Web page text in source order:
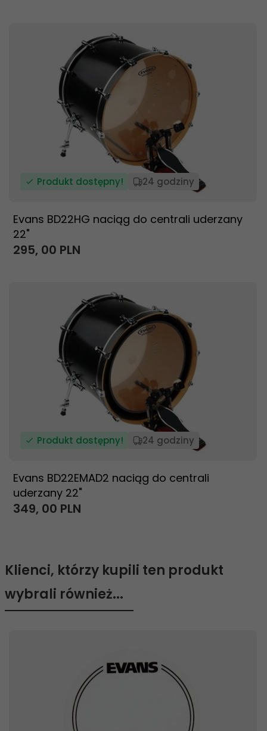
Produkt dostępny! 24 godziny
Evans BD22HG naciąg do centrali uderzany
22"
295, 00 PLN
Produkt dostępny! 24 godziny
Evans BD22EMAD2 naciąg do centrali
uderzany 22"
349, 00 PLN
Klienci, którzy kupili ten produkt
wybrali również...